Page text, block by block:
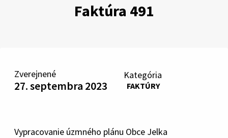
Faktúra 491
Zverejnené
27. septembra 2023
Kategória
FAKTÚRY
Vypracovanie úzmného plánu Obce Jelka